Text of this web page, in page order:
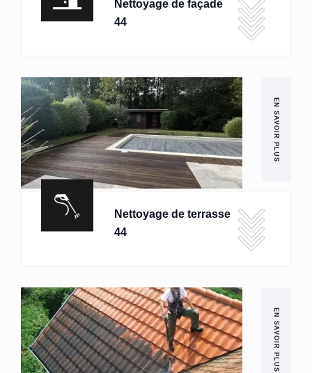
Nettoyage de façade
44
EN SAVOIR PLUS
Nettoyage de terrasse
44
EN SAVOIR PLUS